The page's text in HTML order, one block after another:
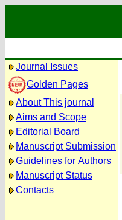
Journal Issues
Golden Pages
About This journal
Aims and Scope
Editorial Board
Manuscript Submission
Guidelines for Authors
Manuscript Status
Contacts